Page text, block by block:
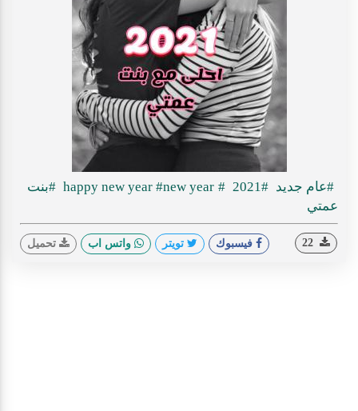
#عام جديد #2021
#happy new year
#new year
#بنت
عمتي
فيسبوك تويتر واتس اب تحميل